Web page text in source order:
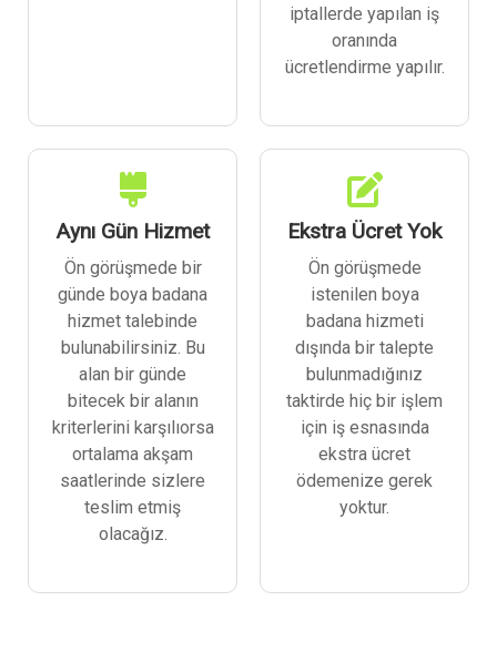
iptallerde yapılan iş
oranında
ücretlendirme yapılır.
Aynı Gün Hizmet
Ön görüşmede bir
günde boya badana
hizmet talebinde
bulunabilirsiniz. Bu
alan bir günde
bitecek bir alanın
kriterlerini karşılıorsa
ortalama akşam
saatlerinde sizlere
teslim etmiş
olacağız.
Ekstra Ücret Yok
Ön görüşmede
istenilen boya
badana hizmeti
dışında bir talepte
bulunmadığınız
taktirde hiç bir işlem
için iş esnasında
ekstra ücret
ödemenize gerek
yoktur.